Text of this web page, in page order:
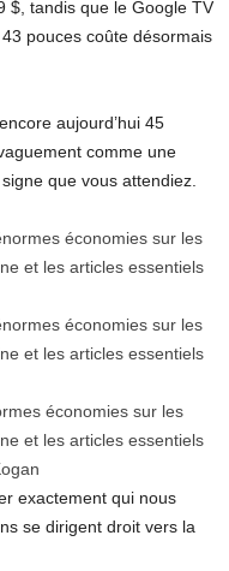
$, tandis que le Google TV
pouces coûte désormais
aujourd’hui 45
comme une
que vous attendiez.
économies sur les
et les articles essentiels
exactement qui nous
se dirigent droit vers la